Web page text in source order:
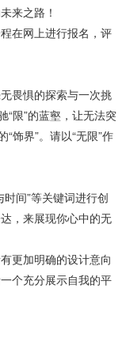
来之路！
在网上进行报名，评
畏惧的探索与一次挑
“限”的蓝壑，让无法突
饰界”。请以“无限”作
间”等关键词进行创
，来展现你心中的无
更加明确的设计意向
个充分展示自我的平